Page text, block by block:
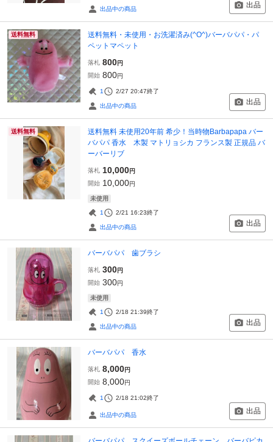
出品中の商品 出品
送料無料
送料無料・未使用・お洗濯済み(^O^)バーバパパ・パ
ペットマペット
落札 800円
開始 800円
1 2/27 20:47終了
出品中の商品 出品
送料無料
送料無料 未使用20年前 希少！当時物Barbapapa バー
バパパ 香水 木製 マトリョシカ フランス製 正規品 バ
ーバーリブ
落札 10,000円
開始 10,000円
未使用
1 2/21 16:23終了
出品中の商品 出品
バーバパパ 歯ブラシ
落札 300円
開始 300円
未使用
1 2/18 21:39終了
出品中の商品 出品
バーバパパ 香水
落札 8,000円
開始 8,000円
1 2/18 21:02終了
出品中の商品 出品